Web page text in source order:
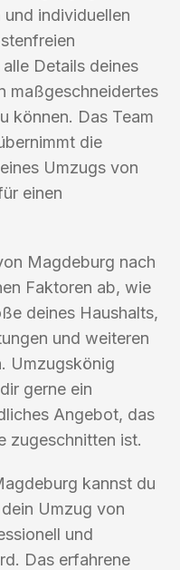
individuellen
Details deines
maßgeschneidertes
können. Das Team
die
Umzugs von
einen
Magdeburg nach
Faktoren ab, wie
deines Haushalts,
und weiteren
Umzugskönig
gerne ein
Angebot, das
zugeschnitten ist.
kannst du
Umzug von
und
Das erfahrene